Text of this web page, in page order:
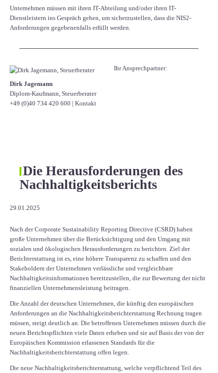
Unternehmen müssen mit ihren IT-Abteilung und/oder ihren IT-
Dienstleistern ins Gespräch gehen, um sicherzustellen, dass die NIS2-
Anforderungen gegebenenfalls erfüllt werden.
Ihr Ansprechpartner:
Dirk Jagemann
Diplom-Kaufmann, Steuerberater
+49 (0)40 734 420 600 | Kontakt
Die Herausforderungen des
Nachhaltigkeitsberichts
29.01.2025
Nach der Corporate Sustainability Reporting Directive (CSRD) haben
große Unternehmen über die Berücksichtigung und den Umgang mit
sozialen und ökologischen Herausforderungen zu berichten. Ziel der
Berichterstattung ist es, eine höhere Transparenz zu schaffen und den
Stakeholdern der Unternehmen verlässliche und vergleichbare
Nachhaltigkeitsinformationen bereitzustellen, die zur Bewertung der nicht
finanziellen Unternehmensleistung beitragen.
Die Anzahl der deutschen Unternehmen, die künftig den europäischen
Anforderungen an die Nachhaltigkeitsberichterstattung Rechnung tragen
müssen, steigt deutlich an. Die betroffenen Unternehmen müssen durch die
neuen Berichtspflichten viele Daten erheben und sie auf Basis der von der
Europäischen Kommission erlassenen Standards für die
Nachhaltigkeitsberichterstattung offen legen.
Die neue Nachhaltigkeitsberichterstattung, welche verpflichtend Teil des